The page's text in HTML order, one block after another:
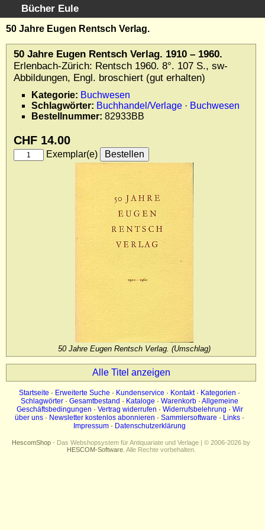
Bücher Eule
Schnellsuche:
Startseite
Erweiterte Suche
Kundenservice
Kontakt
Kategorien
Schlagwörter
Gesamtbestand
Kataloge
Allgemeine Geschäftsbedingungen
Newsletter kostenlos abonnieren
50 Jahre Eugen Rentsch Verlag.
50 Jahre Eugen Rentsch Verlag. 1910 – 1960.
Erlenbach-Zürich: Rentsch 1960. 8°. 107 S., sw-
Abbildungen, Engl. broschiert (gut erhalten)
Kategorie: Buchwesen
Schlagwörter: Buchhandel/Verlage · Buchwesen
Bestellnummer: 82933BB
CHF 14.00
Exemplar(e)
50 Jahre Eugen Rentsch Verlag. (Umschlag)
Alle Titel anzeigen
Startseite · Erweiterte Suche · Kundenservice · Kontakt· Kategorien ·
Schlagwörter · Gesamtbestand · Kataloge · Warenkorb · Allgemeine
Geschäftsbedingungen · Vertrag widerrufen · Widerrufsbelehrung · Wir
über uns · Newsletter kostenlos abonnieren · Sammlersoftware · Links ·
Impressum · Datenschutzerklärung
HescomShop - Das Webshopsystem für Antiquariate und Verlage | © 2006-2026 by
HESCOM-Software. Alle Rechte vorbehalten.